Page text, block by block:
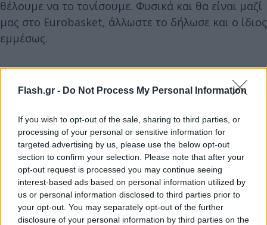
Flash.gr - Do Not Process My Personal Information
If you wish to opt-out of the sale, sharing to third parties, or
processing of your personal or sensitive information for
targeted advertising by us, please use the below opt-out
section to confirm your selection. Please note that after your
opt-out request is processed you may continue seeing
interest-based ads based on personal information utilized by
us or personal information disclosed to third parties prior to
your opt-out. You may separately opt-out of the further
disclosure of your personal information by third parties on the
θέλουμε να το τονίσουμε. Φυσικά και θα είναι μαζί
μας στο Eurobasket, άλλωστε το δήλωσε και ο ίδιος
εμμέσως.
Θα είναι το Σεπτέμβριο στο Eurobasket μαζί μας
και αυτό μας βοηθάει όλους που ασχολούμαστε
είμαστε μία γροθιά για να διεκδικήσουμε το
καλύτερο στην διοργάνωση».